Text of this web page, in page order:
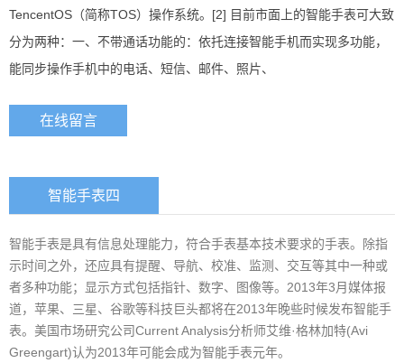
TencentOS（简称TOS）操作系统。[2] 目前市面上的智能手表可大致
分为两种：一、不带通话功能的：依托连接智能手机而实现多功能，
能同步操作手机中的电话、短信、邮件、照片、
在线留言
智能手表四
智能手表是具有信息处理能力，符合手表基本技术要求的手表。除指
示时间之外，还应具有提醒、导航、校准、监测、交互等其中一种或
者多种功能；显示方式包括指针、数字、图像等。2013年3月媒体报
道，苹果、三星、谷歌等科技巨头都将在2013年晚些时候发布智能手
表。美国市场研究公司Current Analysis分析师艾维·格林加特(Avi
Greengart)认为2013年可能会成为智能手表元年。